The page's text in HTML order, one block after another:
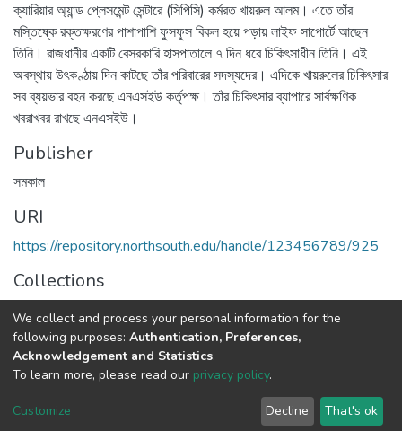
ক্যারিয়ার অ্যান্ড প্লেসমেন্ট সেন্টারে (সিপিসি) কর্মরত খায়রুল আলম। এতে তাঁর
মস্তিষ্কে রক্তক্ষরণের পাশাপাশি ফুসফুস বিকল হয়ে পড়ায় লাইফ সাপোর্টে আছেন
তিনি। রাজধানীর একটি বেসরকারি হাসপাতালে ৭ দিন ধরে চিকিৎসাধীন তিনি। এই
অবস্থায় উৎকণ্ঠায় দিন কাটছে তাঁর পরিবারের সদস্যদের। এদিকে খায়রুলের চিকিৎসার
সব ব্যয়ভার বহন করছে এনএসইউ কর্তৃপক্ষ। তাঁর চিকিৎসার ব্যাপারে সার্বক্ষণিক
খবরাখবর রাখছে এনএসইউ।
Publisher
সমকাল
URI
https://repository.northsouth.edu/handle/123456789/925
Collections
NSU News
Full item page
NSU IR.All rights reserved. © 2026 Powered by NSU Library
NSU Home Feedback
We collect and process your personal information for the
following purposes: Authentication, Preferences,
Acknowledgement and Statistics.
To learn more, please read our privacy policy.
Customize Decline That's ok